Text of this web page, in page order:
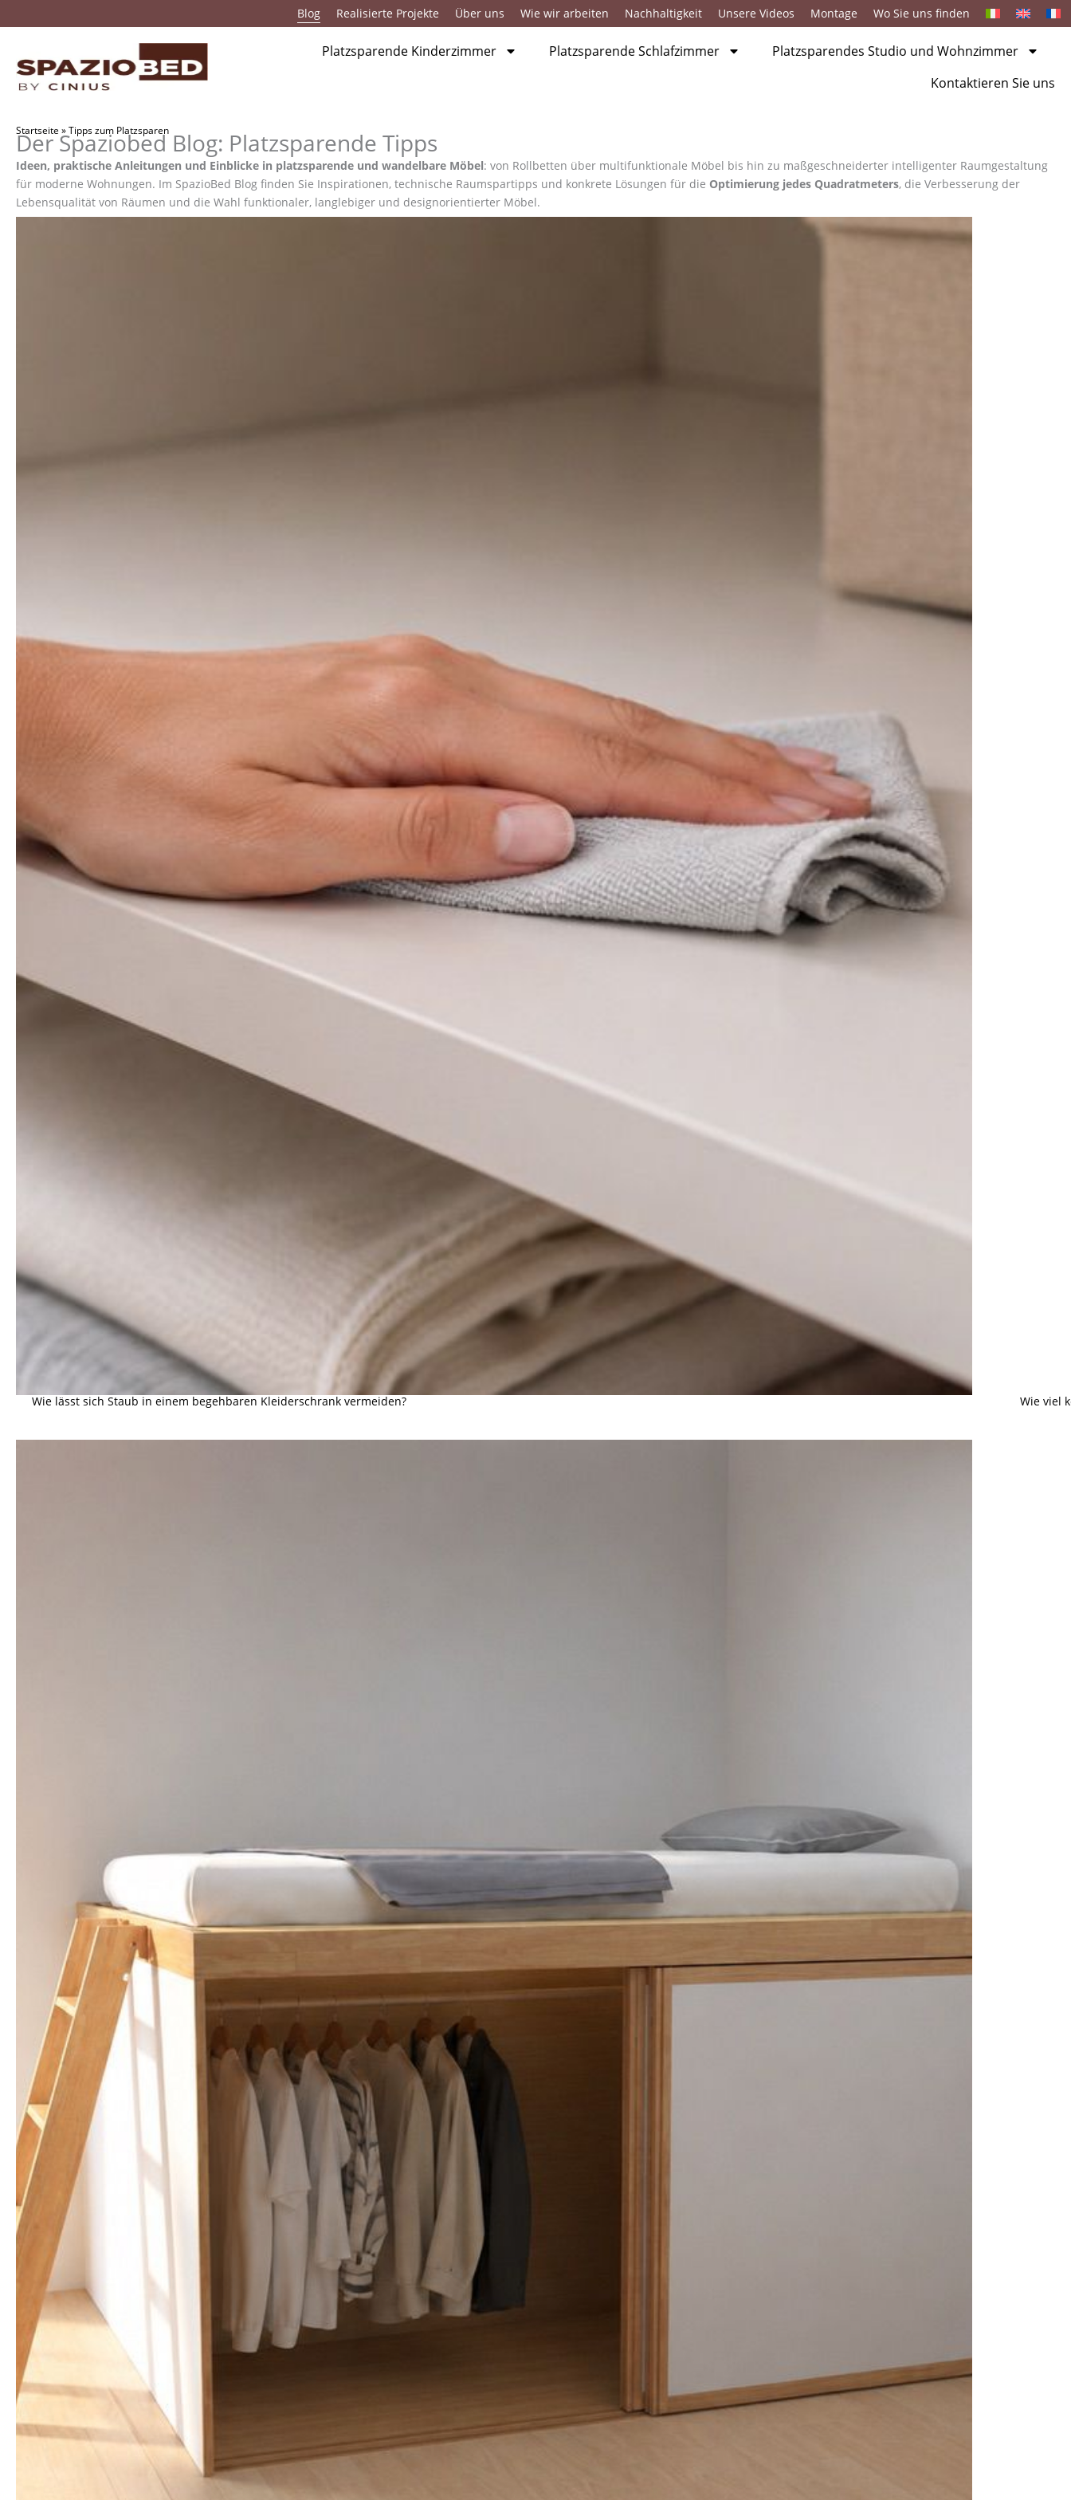
Inhalt
Blog Realisierte Projekte Über uns Wie wir arbeiten Nachhaltigkeit Unsere Videos Montage Wo Sie uns finden
Platzsparende Kinderzimmer Platzsparende Schlafzimmer
Platzsparendes Studio und Wohnzimmer
Kontaktieren Sie uns
Startseite »Tipps zum Platzsparen
Der Spaziobed Blog: Platzsparende Tipps
Ideen, praktische Anleitungen und Einblicke in platzsparende und wandelbare Möbel: von Rollbetten über multifunktionale Möbel bis hin zu maßgeschneiderter intelligenter Raumgestaltung
für moderne Wohnungen. Im SpazioBed Blog finden Sie Inspirationen, technische Raumspartipps und konkrete Lösungen für die Optimierung jedes Quadratmeters, die Verbesserung der
Lebensqualität von Räumen und die Wahl funktionaler, langlebiger und designorientierter Möbel.
Wie lässt sich Staub in einem begehbaren Kleiderschrank vermeiden? Wie viel